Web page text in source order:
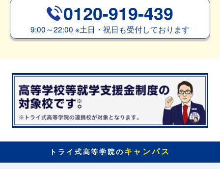
0120-919-439
9:00～22:00 ※土日・祝日も受付しております
トライ式高等学院の キャンパス